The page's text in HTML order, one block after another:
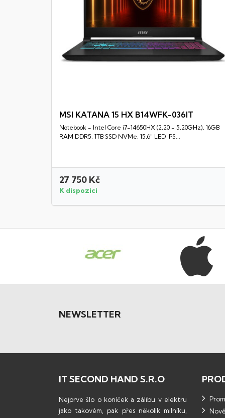
Rychlý náhled
MSI KATANA 15 HX B14WFK-036IT
Notebook - Intel Core i7-14650HX (2,20 - 5,20GHz), 16GB
RAM DDR5, 1TB SSD NVMe, 15,6" LED IPS...
27 750 Kč
K dispozici
NEWSLETTER
IT SECOND HAND S.R.O
Nejprve šlo o koníček a zálibu v elektru
jako takovém, pak přes několik milníku,